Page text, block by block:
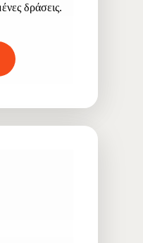
δράσεις.